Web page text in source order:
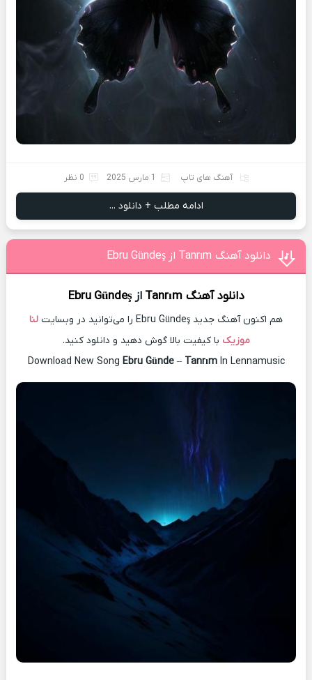
آهنگ های تاپ 1 مارس 2025 0 نظر
ادامه مطلب + دانلود ...
دانلود آهنگ Tanrım از Ebru Gündeş
دانلود آهنگ Tanrım ازEbru Gündeş
هم اکنون آهنگ جدید Ebru Gündeş را می‌توانید در وبسایت
لنا
موزیک با کیفیت بالا گوش دهید و دانلود کنید.
Download New Song Ebru Günde– TanrımIn Lennamusic